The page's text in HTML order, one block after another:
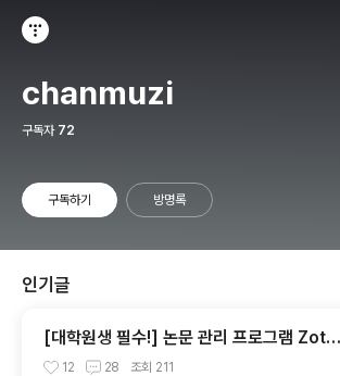
chanmuzi
구독자 72
구독하기 방명록
인기글
[대학원생 필수!] 논문 관리 프로그램 Zoter
o 추천 (WebDAV 연결, iPad annotation
12 28 조회 211